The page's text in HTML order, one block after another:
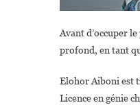
Avant d’occuper
profond, en tant
Elohor Aiboni est
Licence en génie